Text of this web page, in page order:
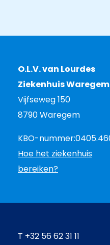
O.L.V. van Lourdes
Ziekenhuis Waregem
Vijfseweg 150
8790 Waregem
KBO-nummer:
Hoe het ziekenhuis
bereiken?
T +32 56 62 31 11